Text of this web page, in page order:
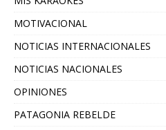
MOTIVACIONAL
NOTICIAS INTERNACIONALES
NOTICIAS NACIONALES
OPINIONES
PATAGONIA REBELDE